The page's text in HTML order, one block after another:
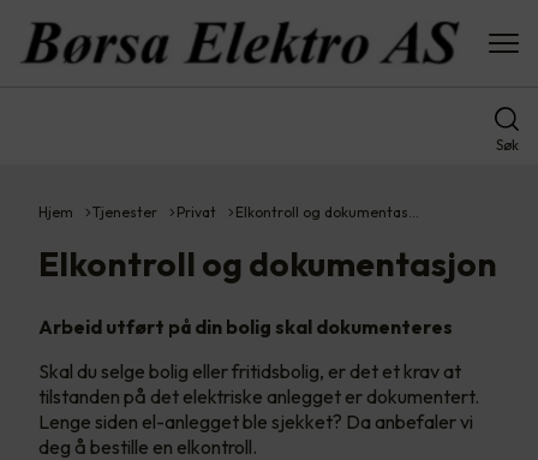
Søk
Hjem Tjenester Privat Elkontroll og dokumentas…
Elkontroll og dokumentasjon
Arbeid utført på din bolig skal dokumenteres
Skal du selge bolig eller fritidsbolig, er det et krav at
tilstanden på det elektriske anlegget er dokumentert.
Lenge siden el-anlegget ble sjekket? Da anbefaler vi
deg å bestille en elkontroll.